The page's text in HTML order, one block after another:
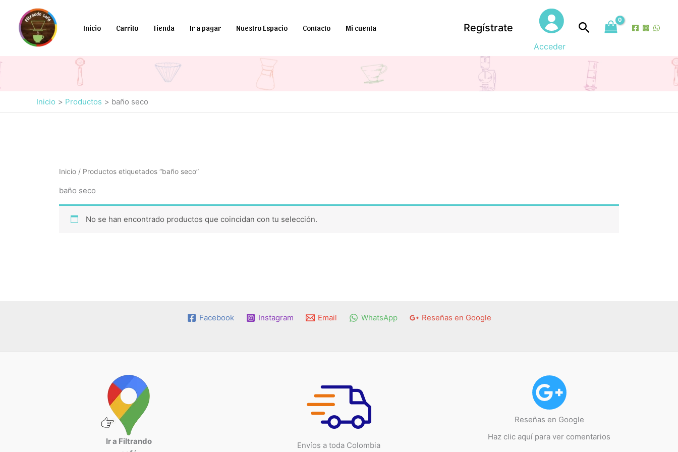
contenido
Inicio Carrito Tienda Ir a pagar Nuestro Espacio Contacto Mi cuenta Regístrate
Acceder
Buscar
Inicio Productos baño seco
Inicio / Productos etiquetados “baño seco”
baño seco
No se han encontrado productos que coincidan con tu selección.
Facebook Instagram Email WhatsApp Reseñas en Google
Ir a Filtrando
Envíos a toda Colombia
Reseñas en Google
Haz clic aquí para ver comentarios